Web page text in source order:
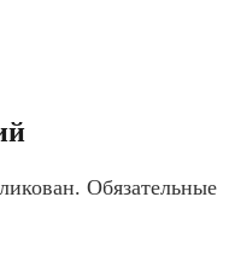
Обязательные